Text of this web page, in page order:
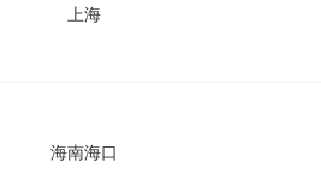
上海
海南海口